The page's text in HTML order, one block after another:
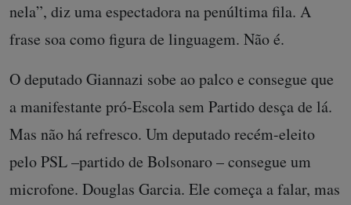
nela”, diz uma espectadora na penúltima fila. A
frase soa como figura de linguagem. Não é.
O deputado Giannazi sobe ao palco e consegue que
a manifestante pró-Escola sem Partido desça de lá.
Mas não há refresco. Um deputado recém-eleito
pelo PSL –partido de Bolsonaro – consegue um
microfone. Douglas Garcia. Ele começa a falar, mas